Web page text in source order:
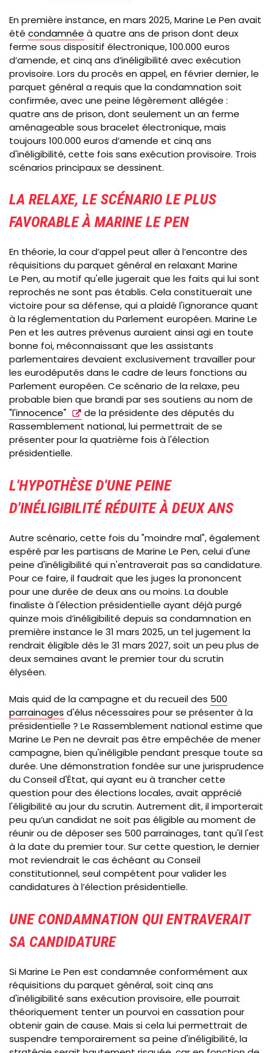
En première instance, en mars 2025, Marine Le Pen avait
été condamnée à quatre ans de prison dont deux
ferme sous dispositif électronique, 100.000 euros
d’amende, et cinq ans d’inéligibilité avec exécution
provisoire. Lors du procès en appel, en février dernier, le
parquet général a requis que la condamnation soit
confirmée, avec une peine légèrement allégée :
quatre ans de prison, dont seulement un an ferme
aménageable sous bracelet électronique, mais
toujours 100.000 euros d’amende et cinq ans
d'inéligibilité, cette fois sans exécution provisoire. Trois
scénarios principaux se dessinent.
LA RELAXE, LE SCÉNARIO LE PLUS
FAVORABLE À MARINE LE PEN
En théorie, la cour d’appel peut aller à l’encontre des
réquisitions du parquet général en relaxant Marine
Le Pen, au motif qu'elle jugerait que les faits qui lui sont
reprochés ne sont pas établis. Cela constituerait une
victoire pour sa défense, qui a plaidé l'ignorance quant
à la réglementation du Parlement européen. Marine Le
Pen et les autres prévenus auraient ainsi agi en toute
bonne foi, méconnaissant que les assistants
parlementaires devaient exclusivement travailler pour
les eurodéputés dans le cadre de leurs fonctions au
Parlement européen. Ce scénario de la relaxe, peu
probable bien que brandi par ses soutiens au nom de
"l'innocence"
de la présidente des députés du
Rassemblement national, lui permettrait de se
présenter pour la quatrième fois à l'élection
présidentielle.
L'HYPOTHÈSE D'UNE PEINE
D'INÉLIGIBILITÉ RÉDUITE À DEUX ANS
Autre scénario, cette fois du "moindre mal", également
espéré par les partisans de Marine Le Pen, celui d'une
peine d'inéligibilité qui n'entraverait pas sa candidature.
Pour ce faire, il faudrait que les juges la prononcent
pour une durée de deux ans ou moins. La double
finaliste à l'élection présidentielle ayant déjà purgé
quinze mois d’inéligibilité depuis sa condamnation en
première instance le 31 mars 2025, un tel jugement la
rendrait éligible dès le 31 mars 2027, soit un peu plus de
deux semaines avant le premier tour du scrutin
élyséen.
Mais quid de la campagne et du recueil des 500
parrainages d'élus nécessaires pour se présenter à la
présidentielle ? Le Rassemblement national estime que
Marine Le Pen ne devrait pas être empêchée de mener
campagne, bien qu'inéligible pendant presque toute sa
durée. Une démonstration fondée sur une jurisprudence
du Conseil d'État, qui ayant eu à trancher cette
question pour des élections locales, avait apprécié
l'éligibilité au jour du scrutin. Autrement dit, il importerait
peu qu’un candidat ne soit pas éligible au moment de
réunir ou de déposer ses 500 parrainages, tant qu'il l'est
à la date du premier tour. Sur cette question, le dernier
mot reviendrait le cas échéant au Conseil
constitutionnel, seul compétent pour valider les
candidatures à l’élection présidentielle.
UNE CONDAMNATION QUI ENTRAVERAIT
SA CANDIDATURE
Si Marine Le Pen est condamnée conformément aux
réquisitions du parquet général, soit cinq ans
d'inéligibilité sans exécution provisoire, elle pourrait
théoriquement tenter un pourvoi en cassation pour
obtenir gain de cause. Mais si cela lui permettrait de
suspendre temporairement sa peine d'inéligibilité, la